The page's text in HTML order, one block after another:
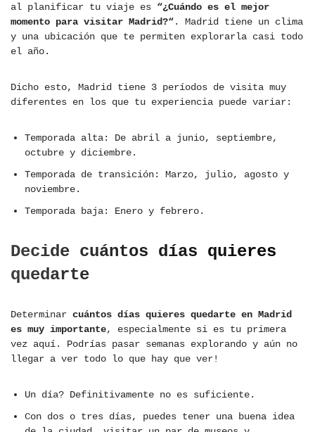
al planificar tu viaje es “¿Cuándo es el mejor
momento para visitar Madrid?“. Madrid tiene un clima
y una ubicación que te permiten explorarla casi todo
el año.
Dicho esto, Madrid tiene 3 períodos de visita muy
diferentes en los que tu experiencia puede variar:
Temporada alta: De abril a junio, septiembre,
octubre y diciembre.
Temporada de transición: Marzo, julio, agosto y
noviembre.
Temporada baja: Enero y febrero.
Decide cuántos días quieres
quedarte
Determinar cuántos días quieres quedarte en Madrid
es muy importante, especialmente si es tu primera
vez aquí. Podrías pasar semanas explorando y aún no
llegar a ver todo lo que hay que ver!
Un día? Definitivamente no es suficiente.
Con dos o tres días, puedes tener una buena idea